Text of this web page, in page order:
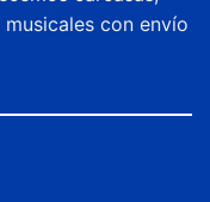
con envío